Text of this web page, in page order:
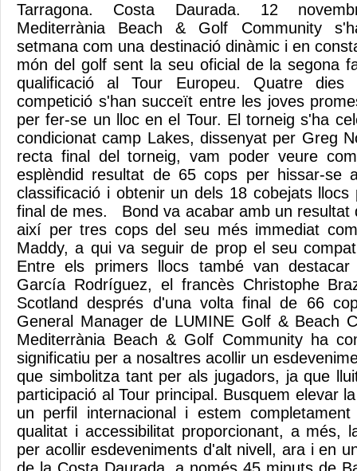
Tarragona. Costa Daurada. 12
Mediterrània Beach & Golf Community
setmana com una destinació dinàmic i en
món del golf sent la seu oficial de la segona
qualificació al Tour Europeu. Quatre
competició s'han succeït entre les joves
per fer-se un lloc en el Tour. El torneig s'ha
condicionat camp Lakes, dissenyat per Greg
recta final del torneig, vam poder veure
esplèndid resultat de 65 cops per hissar-se
classificació i obtenir un dels 18 cobejats
final de mes. Bond va acabar amb un resultat
així per tres cops del seu més immediat
Maddy, a qui va seguir de prop el seu
Entre els primers llocs també van destacar
García Rodríguez, el francès Christophe
Scotland després d'una volta final de 66
General Manager de LUMINE Golf & Beach
Mediterrània Beach & Golf Community ha
significatiu per a nosaltres acollir un
que simbolitza tant per als jugadors, ja que
participació al Tour principal. Busquem elevar
un perfil internacional i estem
qualitat i accessibilitat proporcionant, a més,
per acollir esdeveniments d'alt nivell, ara i en